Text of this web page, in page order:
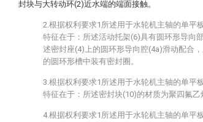
封块与大转动环(2)近水端的端面接触。
2.根据权利要求1所述用于水轮机主轴的单平
特征在于：所述活动托架(6)具有圆环形导向
述密封座(4)上的圆环形导向腔(4a)滑动配合
的圆环形槽中装有密封圈。
3.根据权利要求1所述用于水轮机主轴的单平
特征在于：所述密封块(10)的材质为聚四氟乙
4.根据权利要求1所述用于水轮机主轴的单平